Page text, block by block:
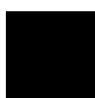
Video-Player